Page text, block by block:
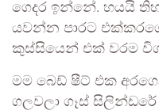
ගෙදර ඉන්නේ. හයයි
යවන්න පාරට
කුස්සියෙන් එක් වරම
මම බෙඩ් ෂීට් එක
ගලවලා ගෑස් සිලින්ඩරේ